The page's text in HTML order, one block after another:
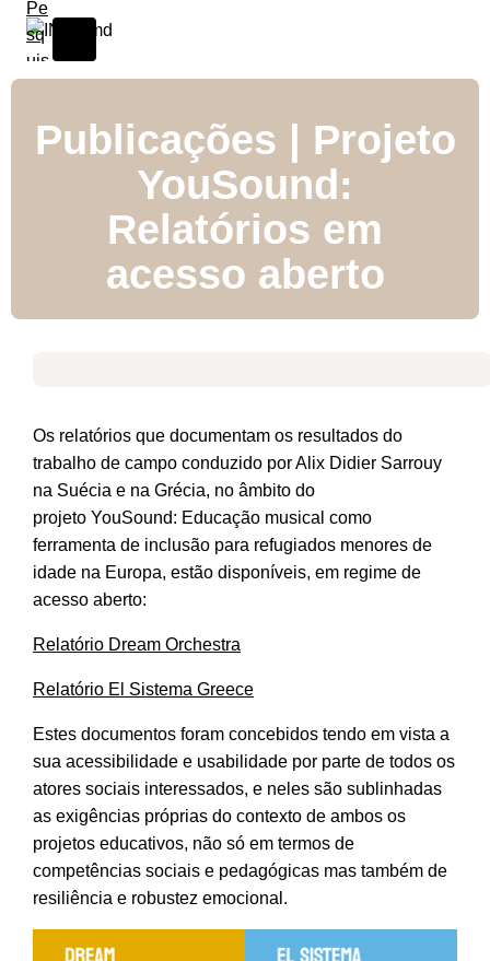
Publicações | Projeto
YouSound:
Relatórios em
acesso aberto
Os relatórios que documentam os resultados do
trabalho de campo conduzido por Alix Didier Sarrouy
na Suécia e na Grécia, no âmbito do
projeto YouSound: Educação musical como
ferramenta de inclusão para refugiados menores de
idade na Europa, estão disponíveis, em regime de
acesso aberto:
Relatório Dream Orchestra
Relatório El Sistema Greece
Estes documentos foram concebidos tendo em vista a
sua acessibilidade e usabilidade por parte de todos os
atores sociais interessados, e neles são sublinhadas
as exigências próprias do contexto de ambos os
projetos educativos, não só em termos de
competências sociais e pedagógicas mas também de
resiliência e robustez emocional.